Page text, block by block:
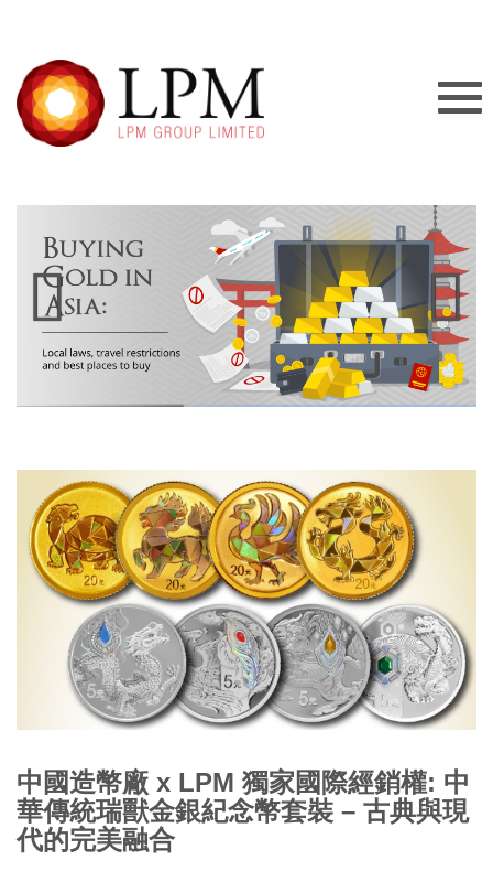
中國造幣廠 x LPM 獨家國際經銷權: 中
華傳統瑞獸金銀紀念幣套裝 – 古典與現
代的完美融合